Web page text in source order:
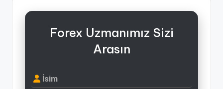
Forex Uzmanımız Sizi
Arasın
İsim